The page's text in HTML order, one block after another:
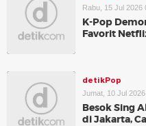
Rabu, 15 Jul 2026
K-Pop
Favorit
detikPop
Jumat, 10 Jul
Besok Sing
di Jakarta,